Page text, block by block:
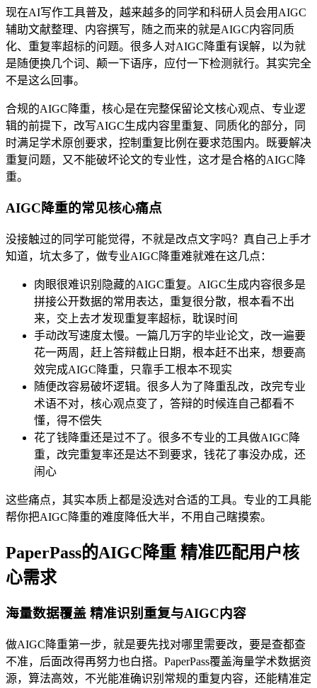
现在AI写作工具普及，越来越多的同学和科研人员会用AIGC
辅助文献整理、内容撰写，随之而来的就是AIGC内容同质
化、重复率超标的问题。很多人对AIGC降重有误解，以为就
是随便换几个词、颠一下语序，应付一下检测就行。其实完全
不是这么回事。
合规的AIGC降重，核心是在完整保留论文核心观点、专业逻
辑的前提下，改写AIGC生成内容里重复、同质化的部分，同
时满足学术原创要求，控制重复比例在要求范围内。既要解决
重复问题，又不能破坏论文的专业性，这才是合格的AIGC降
重。
AIGC降重的常见核心痛点
没接触过的同学可能觉得，不就是改点文字吗？真自己上手才
知道，坑太多了，做专业AIGC降重难就难在这几点：
肉眼很难识别隐藏的AIGC重复。AIGC生成内容很多是
拼接公开数据的常用表达，重复很分散，根本看不出
来，交上去才发现重复率超标，耽误时间
手动改写速度太慢。一篇几万字的毕业论文，改一遍要
花一两周，赶上答辩截止日期，根本赶不出来，想要高
效完成AIGC降重，只靠手工根本不现实
随便改容易破坏逻辑。很多人为了降重乱改，改完专业
术语不对，核心观点变了，答辩的时候连自己都看不
懂，得不偿失
花了钱降重还是过不了。很多不专业的工具做AIGC降
重，改完重复率还是达不到要求，钱花了事没办成，还
闹心
这些痛点，其实本质上都是没选对合适的工具。专业的工具能
帮你把AIGC降重的难度降低大半，不用自己瞎摸索。
PaperPass的AIGC降重 精准匹配用户核
心需求
海量数据覆盖 精准识别重复与AIGC内容
做AIGC降重第一步，就是要先找对哪里需要改，要是查都查
不准，后面改得再努力也白搭。PaperPass覆盖海量学术数据资
源，算法高效，不光能准确识别常规的重复内容，还能精准定